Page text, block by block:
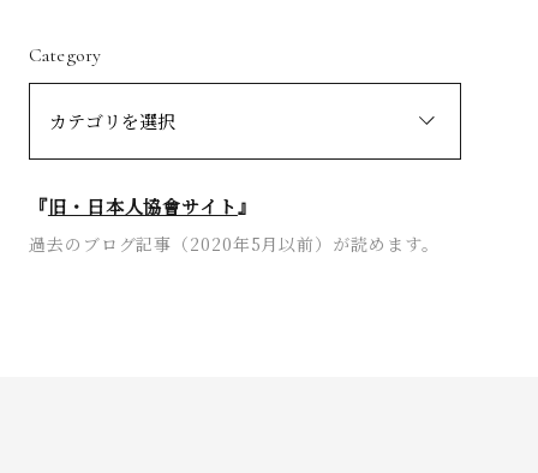
Category
『旧・日本人協會サイト』
過去のブログ記事（2020年5月以前）が読めます。